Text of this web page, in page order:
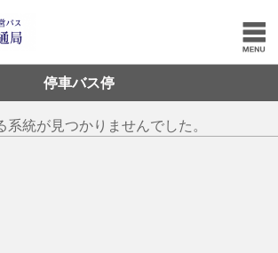
停車バス停
系統が見つかりませんでした。